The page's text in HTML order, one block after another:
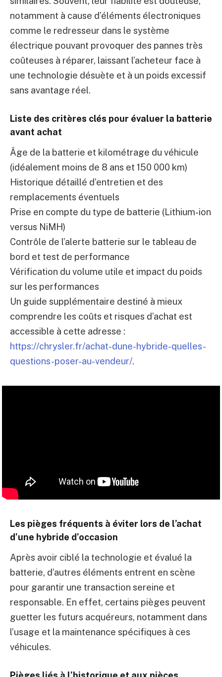
notamment à cause d’éléments électroniques
comme le redresseur dans le système
électrique pouvant provoquer des pannes très
coûteuses à réparer, laissant l’acheteur face à
une technologie désuète et à un poids excessif
sans avantage réel.
Liste des critères clés pour évaluer la batterie
avant achat
Âge de la batterie et kilométrage du véhicule
(idéalement moins de 8 ans et 150 000 km)
Historique détaillé d’entretien et des
remplacements éventuels
Prise en compte du type de batterie (Lithium-ion
versus NiMH)
Contrôle de l’alerte batterie sur le tableau de
bord et test de performance
Vérification du volume utile et impact du poids
sur les performances
Un guide supplémentaire destiné à mieux
comprendre les coûts et risques d’achat est
accessible à cette adresse :
https://chrysler.fr/achat-dune-hybride-quelles-
questions-poser-au-vendeur/.
Les pièges fréquents à éviter lors de l’achat
d’une hybride d’occasion
Après avoir ciblé la technologie et évalué la
batterie, d’autres éléments entrent en scène
pour garantir une transaction sereine et
responsable. En effet, certains pièges peuvent
guetter les futurs acquéreurs, notamment dans
l’usage et la maintenance spécifiques à ces
véhicules.